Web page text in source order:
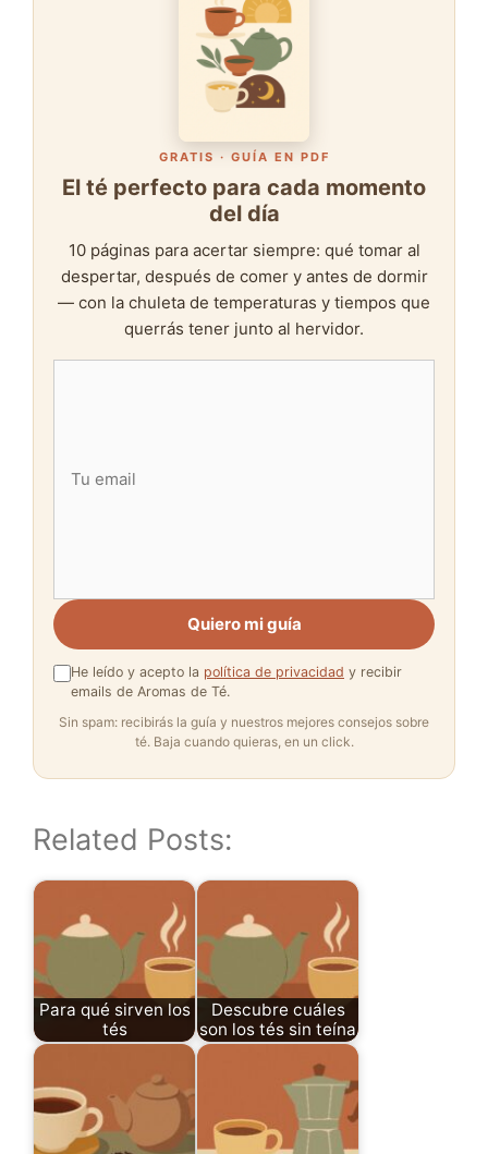
GRATIS · GUÍA EN PDF
El té perfecto para cada momento
del día
10 páginas para acertar siempre: qué tomar al
despertar, después de comer y antes de dormir
— con la chuleta de temperaturas y tiempos que
querrás tener junto al hervidor.
Quiero mi guía
He leído y acepto la política de privacidad y recibir
emails de Aromas de Té.
Sin spam: recibirás la guía y nuestros mejores consejos sobre
té. Baja cuando quieras, en un click.
Related Posts:
Para qué sirven los
tés
Descubre cuáles
son los tés sin teína